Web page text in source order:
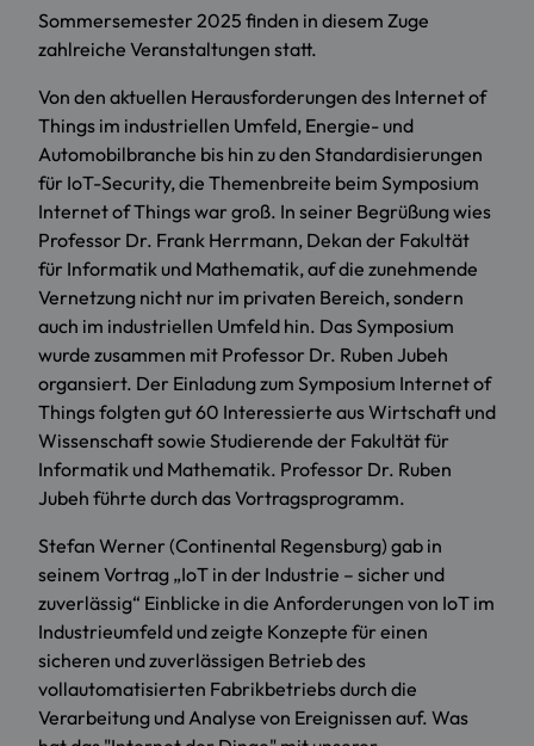
Sommersemester 2025 finden in diesem Zuge
zahlreiche Veranstaltungen statt.
Von den aktuellen Herausforderungen des Internet of
Things im industriellen Umfeld, Energie- und
Automobilbranche bis hin zu den Standardisierungen
für IoT-Security, die Themenbreite beim Symposium
Internet of Things war groß. In seiner Begrüßung wies
Professor Dr. Frank Herrmann, Dekan der Fakultät
für Informatik und Mathematik, auf die zunehmende
Vernetzung nicht nur im privaten Bereich, sondern
auch im industriellen Umfeld hin. Das Symposium
wurde zusammen mit Professor Dr. Ruben Jubeh
organsiert. Der Einladung zum Symposium Internet of
Things folgten gut 60 Interessierte aus Wirtschaft und
Wissenschaft sowie Studierende der Fakultät für
Informatik und Mathematik. Professor Dr. Ruben
Jubeh führte durch das Vortragsprogramm.
Stefan Werner (Continental Regensburg) gab in
seinem Vortrag „IoT in der Industrie – sicher und
zuverlässig“ Einblicke in die Anforderungen von IoT im
Industrieumfeld und zeigte Konzepte für einen
sicheren und zuverlässigen Betrieb des
vollautomatisierten Fabrikbetriebs durch die
Verarbeitung und Analyse von Ereignissen auf. Was